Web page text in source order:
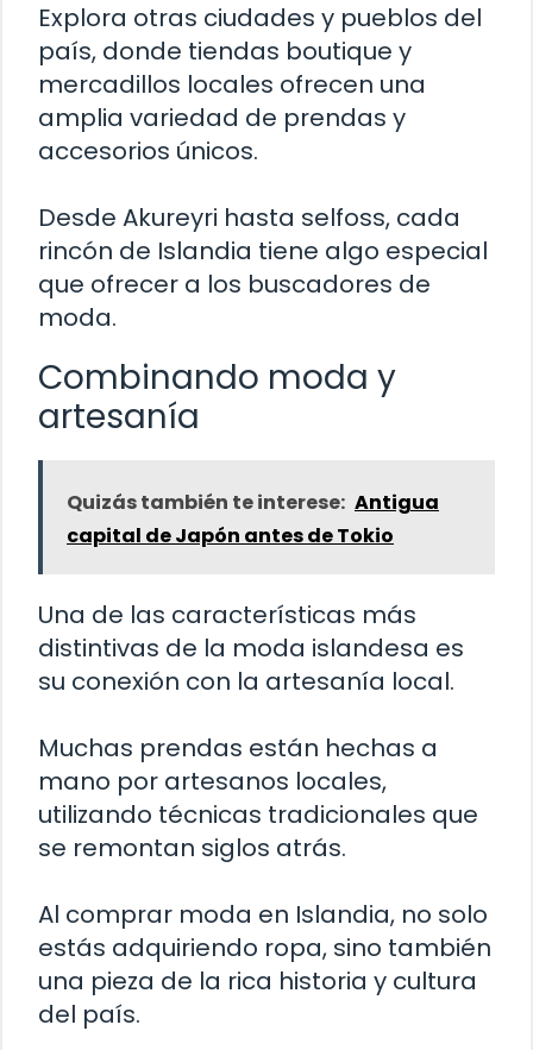
Explora otras ciudades y pueblos del
país, donde tiendas boutique y
mercadillos locales ofrecen una
amplia variedad de prendas y
accesorios únicos.
Desde Akureyri hasta selfoss, cada
rincón de Islandia tiene algo especial
que ofrecer a los buscadores de
moda.
Combinando moda y
artesanía
Quizás también te interese: Antigua
capital de Japón antes de Tokio
Una de las características más
distintivas de la moda islandesa es
su conexión con la artesanía local.
Muchas prendas están hechas a
mano por artesanos locales,
utilizando técnicas tradicionales que
se remontan siglos atrás.
Al comprar moda en Islandia, no solo
estás adquiriendo ropa, sino también
una pieza de la rica historia y cultura
del país.